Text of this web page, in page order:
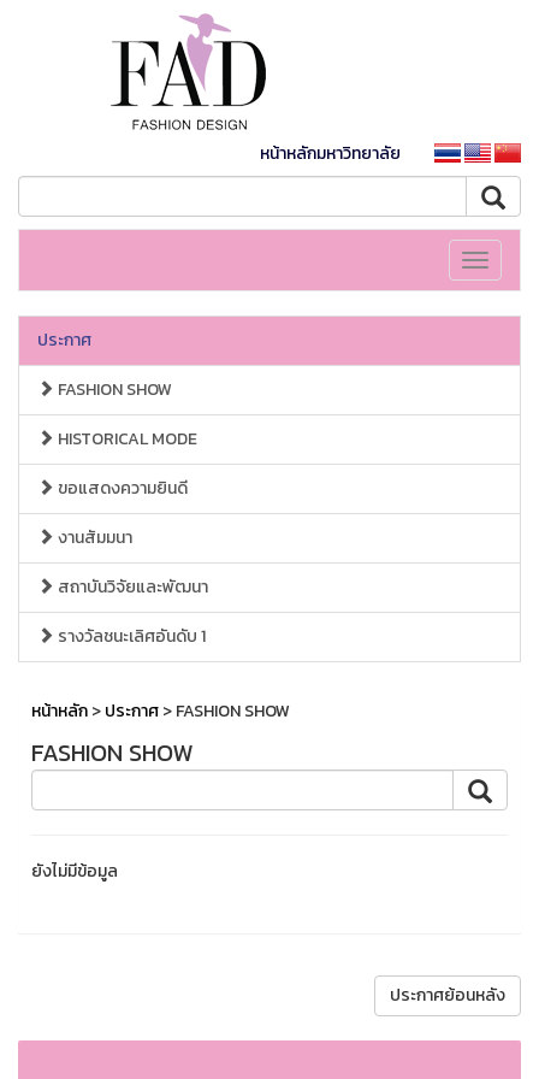
หน้าหลักมหาวิทยาลัย
Toggle
ประกาศ
FASHION SHOW
HISTORICAL MODE
ขอแสดงความยินดี
งานสัมมนา
สถาบันวิจัยและพัฒนา
รางวัลชนะเลิศอันดับ 1
หน้าหลัก>ประกาศ> FASHION SHOW
FASHION SHOW
ยังไม่มีข้อมูล
ประกาศย้อนหลัง